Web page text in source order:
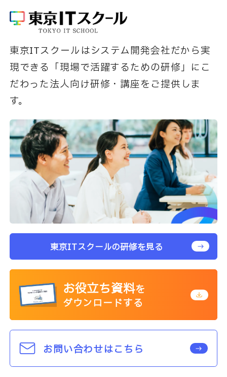
東京ITスクールはシステム開発会社だから実
現できる「現場で活躍するための研修」にこ
だわった法人向け研修・講座をご提供しま
す。
東京ITスクールの研修を見る
お役立ち資料を
ダウンロードする
お問い合わせはこちら